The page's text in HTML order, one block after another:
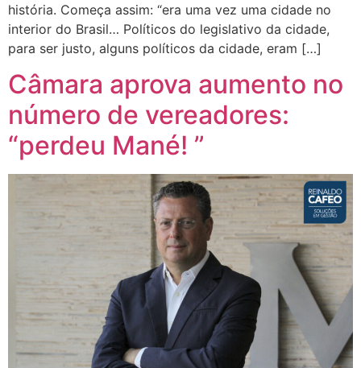
história. Começa assim: “era uma vez uma cidade no
interior do Brasil… Políticos do legislativo da cidade,
para ser justo, alguns políticos da cidade, eram […]
Câmara aprova aumento no
número de vereadores:
“perdeu Mané! ”